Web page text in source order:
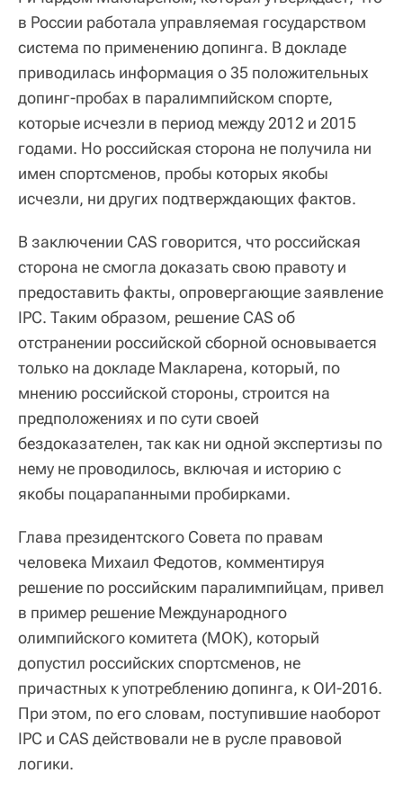
в России работала управляемая государством
система по применению допинга. В докладе
приводилась информация о 35 положительных
допинг-пробах в паралимпийском спорте,
которые исчезли в период между 2012 и 2015
годами. Но российская сторона не получила ни
имен спортсменов, пробы которых якобы
исчезли, ни других подтверждающих фактов.
В заключении CAS говорится, что российская
сторона не смогла доказать свою правоту и
предоставить факты, опровергающие заявление
IPC. Таким образом, решение CAS об
отстранении российской сборной основывается
только на докладе Макларена, который, по
мнению российской стороны, строится на
предположениях и по сути своей
бездоказателен, так как ни одной экспертизы по
нему не проводилось, включая и историю с
якобы поцарапанными пробирками.
Глава президентского Совета по правам
человека Михаил Федотов, комментируя
решение по российским паралимпийцам, привел
в пример решение Международного
олимпийского комитета (МОК), который
допустил российских спортсменов, не
причастных к употреблению допинга, к ОИ-2016.
При этом, по его словам, поступившие наоборот
IPC и CAS действовали не в русле правовой
логики.